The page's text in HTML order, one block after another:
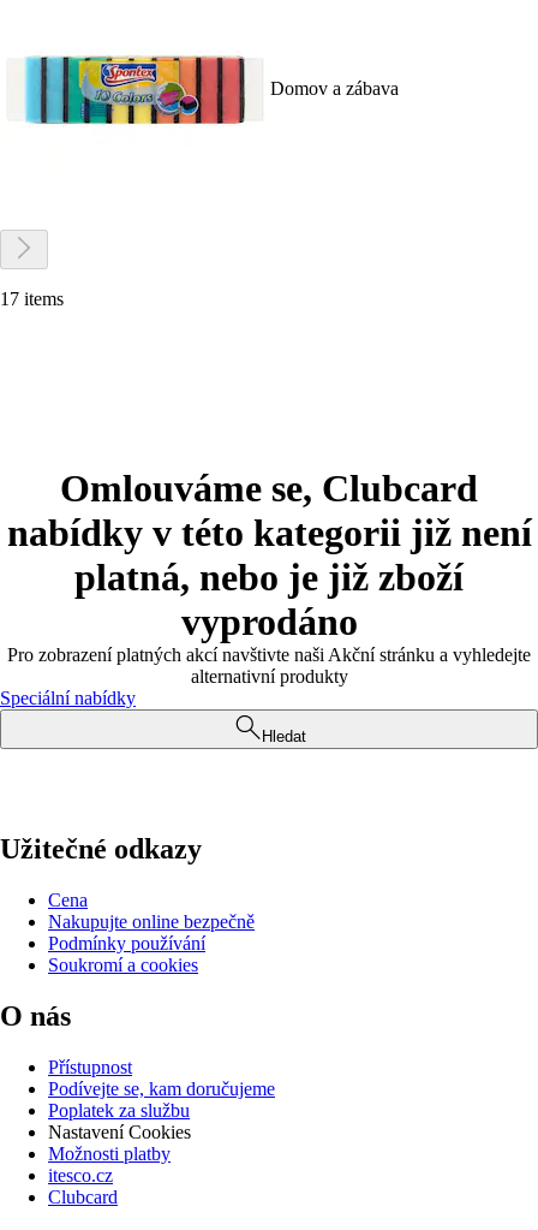
Domov a zábava
17 items
Omlouváme se, Clubcard
nabídky v této kategorii již není
platná, nebo je již zboží
vyprodáno
Pro zobrazení platných akcí navštivte naši Akční stránku a vyhledejte
alternativní produkty
Speciální nabídky
Hledat
Užitečné odkazy
Cena
Nakupujte online bezpečně
Podmínky používání
Soukromí a cookies
O nás
Přístupnost
Podívejte se, kam doručujeme
Poplatek za službu
Nastavení Cookies
Možnosti platby
itesco.cz
Clubcard